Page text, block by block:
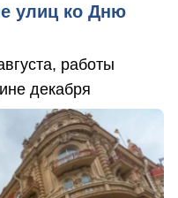
улиц ко Дню
работы
декабря